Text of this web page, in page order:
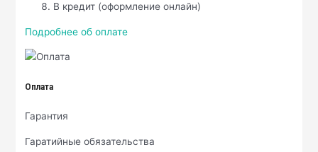
В кредит (оформление онлайн)
Подробнее об оплате
Оплата
Гарантия
Гаратийные обязательства